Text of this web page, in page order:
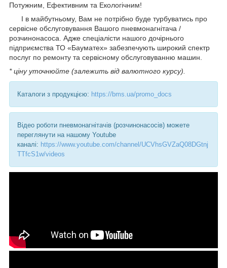
Потужним, Ефективним та Екологічним!
І в майбутньому, Вам не потрібно буде турбуватись про
сервісне обслуговування Вашого пневмонагнітача /
розчинонасоса. Адже спеціалісти нашого дочірнього
підприємства ТО «Бауматех» забезпечують широкий спектр
послуг по ремонту та сервісному обслуговуванню машин.
* ціну уточнюйте (залежить від валютного курсу).
Каталоги з продукцією: https://bms.ua/promo_docs
Відео роботи пневмонагнітачів (розчинонасосів) можете
переглянути на нашому Youtube
каналі: https://www.youtube.com/channel/UCVhsGVZaQ08DGtnj
TTfcS1w/videos